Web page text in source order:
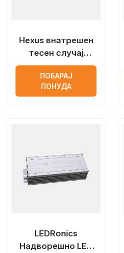
Hexus внатрешен
тесен случај
Напојување со LED
со постојан напон
ПОБАРАЈ
ПОНУДА
LEDRonics
Надворешно LED